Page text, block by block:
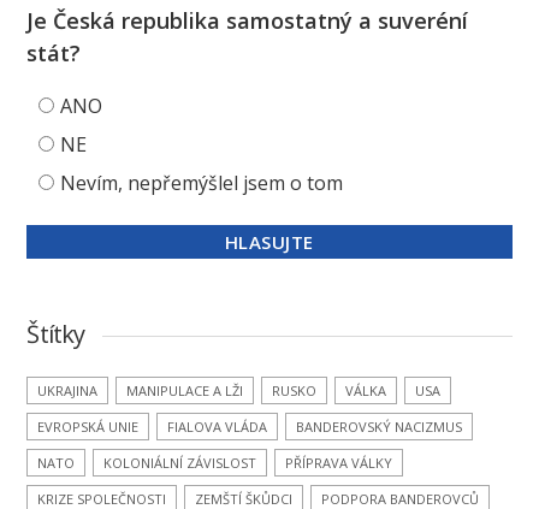
Je Česká republika samostatný a suveréní
stát?
ANO
NE
Nevím, nepřemýšlel jsem o tom
Štítky
UKRAJINA MANIPULACE A LŽI RUSKO VÁLKA
USA
EVROPSKÁ UNIE
FIALOVA VLÁDA
BANDEROVSKÝ NACIZMUS
NATO
KOLONIÁLNÍ ZÁVISLOST
PŘÍPRAVA VÁLKY
KRIZE SPOLEČNOSTI
ZEMŠTÍ ŠKŮDCI
PODPORA BANDEROVCŮ